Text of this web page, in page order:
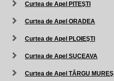
Curtea de Apel PITEŞTI
Curtea de Apel ORADEA
Curtea de Apel PLOIEŞTI
Curtea de Apel SUCEAVA
Curtea de Apel TÂRGU MUREŞ